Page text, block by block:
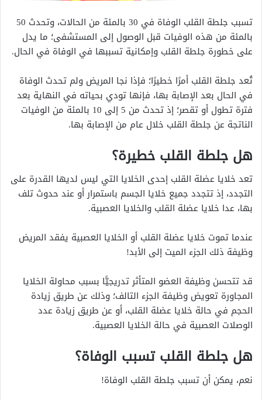
تسبب جلطة القلب الوفاة في 30 بالمئة من الحالات، وتحدث 50
بالمئة من هذه الوفيات قبل الوصول إلى المستشفى؛ ما يدل
على خطورة جلطة القلب وإمكانية تسببها في الوفاة في الحال.
تُعد جلطة القلب أمرًا خطيرًا؛ فإذا نجا المريض ولم تحدث الوفاة
في الحال بعد الإصابة بها، فإنها تودي بحياته في النهاية بعد
فترة تطول أو تقصر؛ إذ تحدث من 5 إلى 10 بالمئة من الوفيات
الناتجة عن جلطة القلب خلال عام من الإصابة بها.
هل جلطة القلب خطيرة؟
تعد خلايا عضلة القلب إحدى الخلايا التي ليس لديها القدرة على
التجدد، إذ تتجدد جميع خلايا الجسم باستمرار أو عند حدوث تلف
بها، عدا خلايا عضلة القلب والخلايا العصبية.
عندما تموت خلايا عضلة القلب أو الخلايا العصبية يفقد المريض
وظيفة ذلك الجزء الميت إلى الأبد!
قد تتحسن وظيفة العضو المتأثر تدريجيًّا بسبب محاولة الخلايا
المجاورة تعويض وظيفة الجزء التالف؛ وذلك عن طريق زيادة
الحجم في حالة خلايا عضلة القلب، أو عن طريق زيادة عدد
الوصلات العصبية في حالة الخلايا العصبية.
هل جلطة القلب تسبب الوفاة؟
نعم، يمكن أن تسبب جلطة القلب الوفاة!